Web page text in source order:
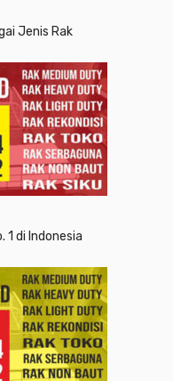
Jenis Rak
1 di Indonesia